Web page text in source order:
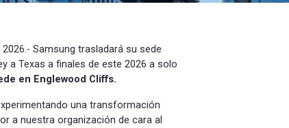
2026.- Samsung trasladará su sede
a Texas a finales de este 2026 a solo
en Englewood Cliffs.
una transformación
a nuestra organización de cara al